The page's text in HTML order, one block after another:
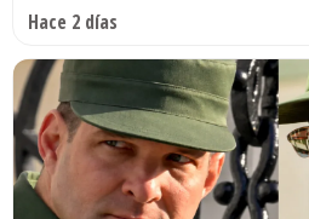
Hace 2 días